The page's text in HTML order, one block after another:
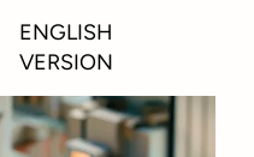
ENGLISH
VERSION